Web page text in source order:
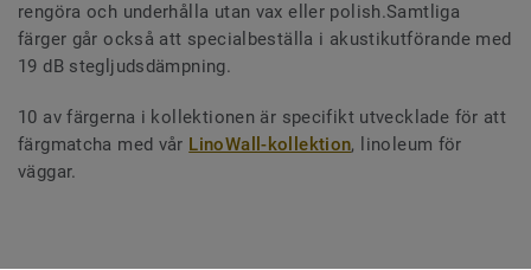
rengöra och underhålla utan vax eller polish.Samtliga
färger går också att specialbeställa i akustikutförande med
19 dB stegljudsdämpning.
10 av färgerna i kollektionen är specifikt utvecklade för att
färgmatcha med vår LinoWall-kollektion, linoleum för
väggar.